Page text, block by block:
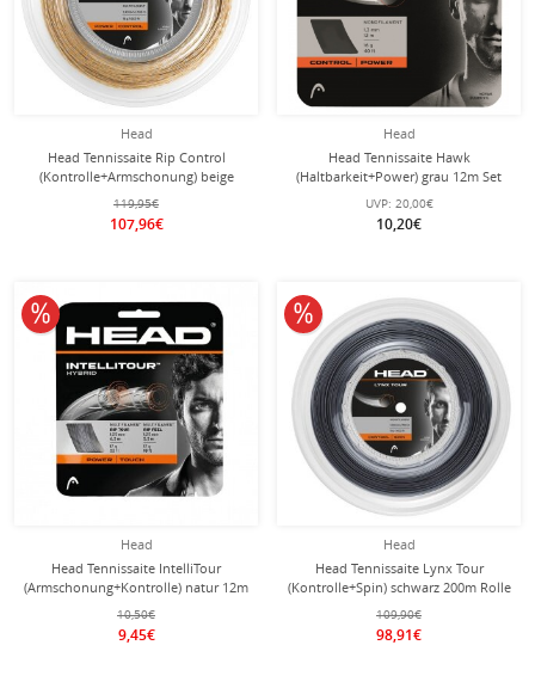
Head
Head Tennissaite Rip Control
(Kontrolle+Armschonung) beige
200m Rolle
119,95€
107,96€
Head
Head Tennissaite Hawk
(Haltbarkeit+Power) grau 12m Set
UVP: 20,00€
10,20€
Head
Head Tennissaite IntelliTour
(Armschonung+Kontrolle) natur 12m
Set
10,50€
9,45€
10% reduziert
Head
Head Tennissaite Lynx Tour
(Kontrolle+Spin) schwarz 200m Rolle
109,90€
98,91€
10% reduziert